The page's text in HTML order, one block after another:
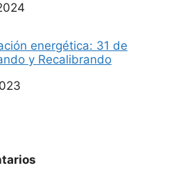
energética: 31 de
y Recalibrando